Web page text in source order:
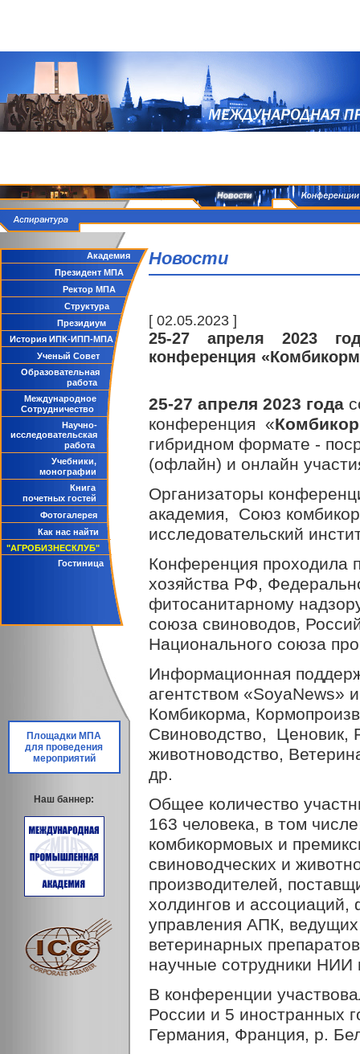
Академия
Президент МПА
Ректор МПА
Структура
Президиум
История ИПК-ИПП-МПА
Ученый Совет
Образовательная
работа
Международное
Сотрудничество
Научно-
исследовательская
работа
Учебники,
монографии
Книга
почетных гостей
Фотогалерея
Как нас найти
"АГРОБИЗНЕСКЛУБ"
Гостиница
Площадки МПА
для проведения
мероприятий
Наш баннер:
Новости
[ 02.05.2023 ]
25-27 апреля 2023
конференция
25-27 апреля 2023 года
конференция «
гибридном формате -
(офлайн) и онлайн
Организаторы
академия, Союз
исследовательский
Конференция проходила
хозяйства РФ,
фитосанитарному
союза свиноводов,
Национального союза
Информационная
агентством
Комбикорма,
Свиноводство, Ценовик,
животноводство,
др.
Общее количество
163 человека, в том
комбикормовых и
свиноводческих и
производителей,
холдингов и
управления АПК,
ветеринарных
научные сотрудники
В конференции
России и 5 иностранных
Германия, Франция, р.